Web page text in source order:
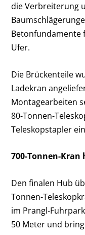
die Verbreiterung
Betonfundamente
Ufer.
Die Brückenteile
Ladekran
Montagearbeiten
80-Tonnen-
Teleskopstapler
700-Tonnen-Kran
Den finalen Hub
Tonnen-
im Prangl-
50 Meter und